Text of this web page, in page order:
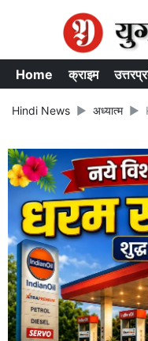
Home क्राइम
Hindi News अध्यात्म